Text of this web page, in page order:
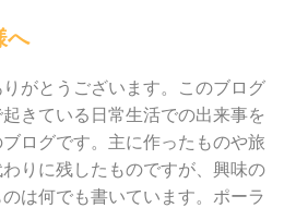
へ
がとうございます。このブログ
きている日常生活での出来事を
ログです。主に作ったものや旅
りに残したものですが、興味の
は何でも書いています。ポーラ